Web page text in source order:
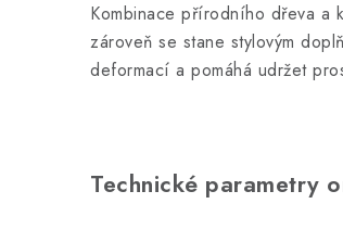
Kombinace přírodního dřeva a
zároveň se stane stylovým
deformací a pomáhá udržet
Technické parametry